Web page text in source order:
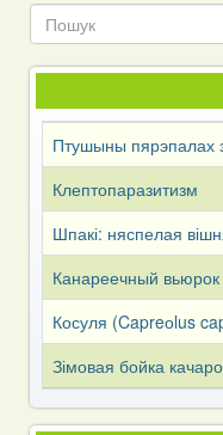
Птушыны пярэпалах
Клептопаразитизм
Шпакі: няспелая
Канареечный
Косуля (Capreоlus
Зімовая бойка